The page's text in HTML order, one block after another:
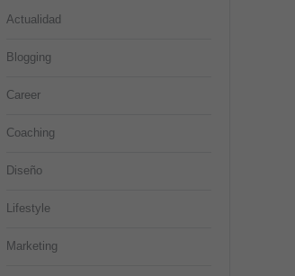
Actualidad
Blogging
Career
Coaching
Diseño
Lifestyle
Marketing